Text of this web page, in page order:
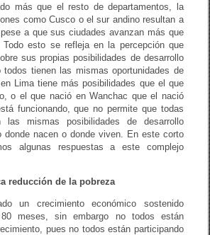
más que el resto de departamentos, la
como Cusco o el sur andino resultan a
a que sus ciudades avanzan más que
Todo esto se refleja en la percepción que
sus propias posibilidades de desarrollo
tienen las mismas oportunidades de
Lima tiene más posibilidades que el que
o el que nació en Wanchac que el nació
funcionando, que no permite que todas
las mismas posibilidades de desarrollo
donde nacen o donde viven. En este corto
algunas respuestas a este complejo
reducción de la pobreza
un crecimiento económico sostenido
meses, sin embargo no todos están
pues no todos están participando